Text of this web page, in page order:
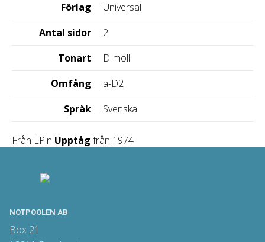
Förlag
Universal
Antal sidor
2
Tonart
D-moll
Omfång
a-D2
Språk
Svenska
Från LP:n Upptåg från 1974
NOTPOOLEN AB
Box 21